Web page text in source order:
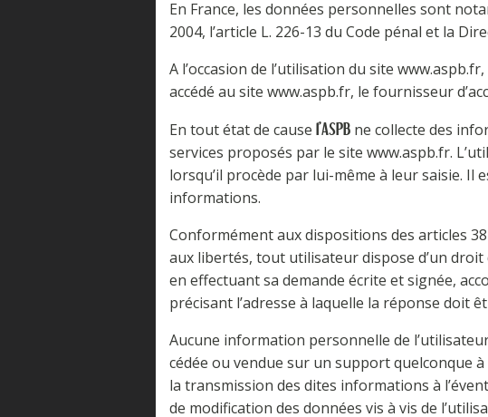
En France, les données personnelles sont
2004, l’article L. 226-13 du Code pénal et la
A l’occasion de l’utilisation du site
accédé au site www.aspb.fr, le fournisseur
En tout état de cause l'ASPB ne collecte des
services proposés par le site www.aspb.fr.
lorsqu’il procède par lui-même à leur saisie.
informations.
Conformément aux dispositions des articles
aux libertés, tout utilisateur dispose d’un droit
en effectuant sa demande écrite et signée,
précisant l’adresse à laquelle la réponse doit
Aucune information personnelle de
cédée ou vendue sur un support quelconque
la transmission des dites informations à
de modification des données vis à vis de